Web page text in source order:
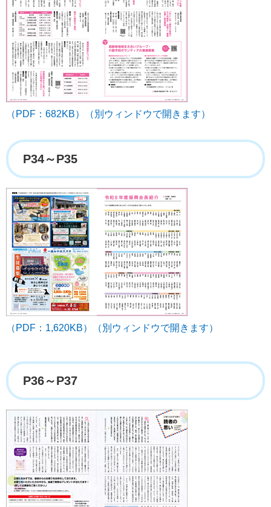
（PDF：682KB）（別ウィンドウで開きます）
P34～P35
（PDF：1,620KB）（別ウィンドウで開きます）
P36～P37